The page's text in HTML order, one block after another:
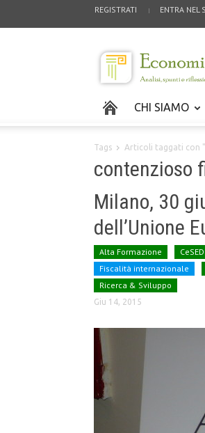
REGISTRATI ENTRA NEL
CHI SIAMO
Tags Articoli taggati con
contenzioso
Milano, 30
dell’Unione
Alta Formazione CeSED
Fiscalità internazionale
Ricerca & Sviluppo
Giu 14, 2015